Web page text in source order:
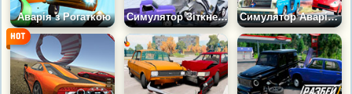
Аварія з Рогаткою Симулятор Зіткнення Машин 3Д Симулятор Аварій Авто Мультиплеєр